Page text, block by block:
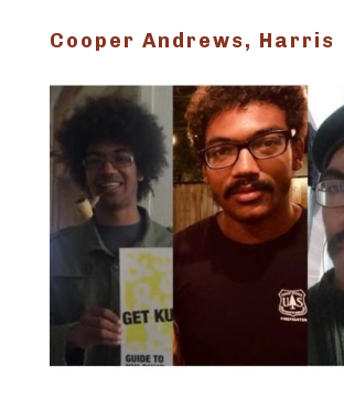
Cooper Andrews, Harris